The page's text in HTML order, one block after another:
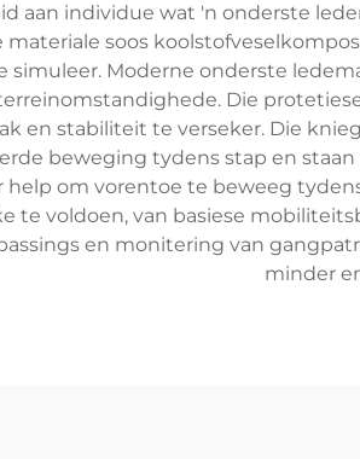
aan individue wat 'n onderste
soos
simuleer. Moderne onderste
Die
en stabiliteit te verseker. Die
beweging tydens stap en
help om vorentoe te beweeg
te voldoen, van basiese
en monitering van
minder